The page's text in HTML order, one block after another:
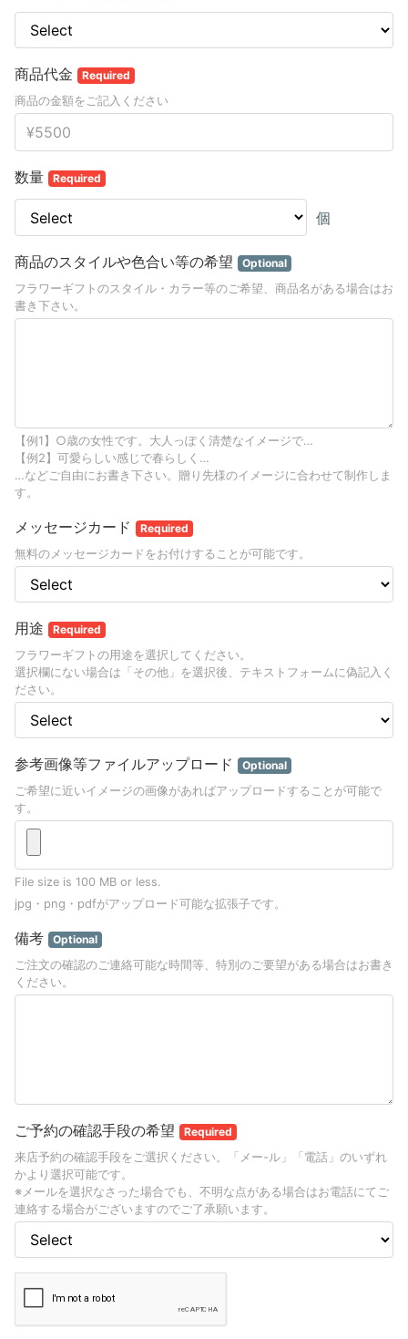
商品代金 Required
商品の金額をご記入ください
数量 Required
個
商品のスタイルや色合い等の希望 Optional
フラワーギフトのスタイル・カラー等のご希望、商品名がある場合はお
書き下さい。
【例1】○歳の女性です。大人っぽく清楚なイメージで…
【例2】可愛らしい感じで春らしく…
…などご自由にお書き下さい。贈り先様のイメージに合わせて制作しま
す。
メッセージカード Required
無料のメッセージカードをお付けすることが可能です。
用途 Required
フラワーギフトの用途を選択してください。
選択欄にない場合は「その他」を選択後、テキストフォームに偽記入く
ださい。
参考画像等ファイルアップロード Optional
ご希望に近いイメージの画像があればアップロードすることが可能で
す。
File size is 100 MB or less.
jpg・png・pdfがアップロード可能な拡張子です。
備考 Optional
ご注文の確認のご連絡可能な時間等、特別のご要望がある場合はお書き
ください。
ご予約の確認手段の希望 Required
来店予約の確認手段をご選択ください。「メー-ル」「電話」のいずれ
かより選択可能です。
※メールを選択なさった場合でも、不明な点がある場合はお電話にてご
連絡する場合がございますのでご了承願います。